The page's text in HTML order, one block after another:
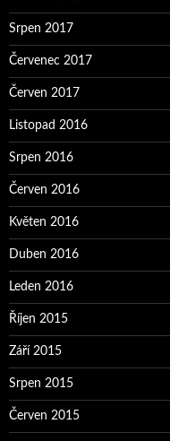
Srpen 2017
Červenec 2017
Červen 2017
Listopad 2016
Srpen 2016
Červen 2016
Květen 2016
Duben 2016
Leden 2016
Říjen 2015
Září 2015
Srpen 2015
Červen 2015